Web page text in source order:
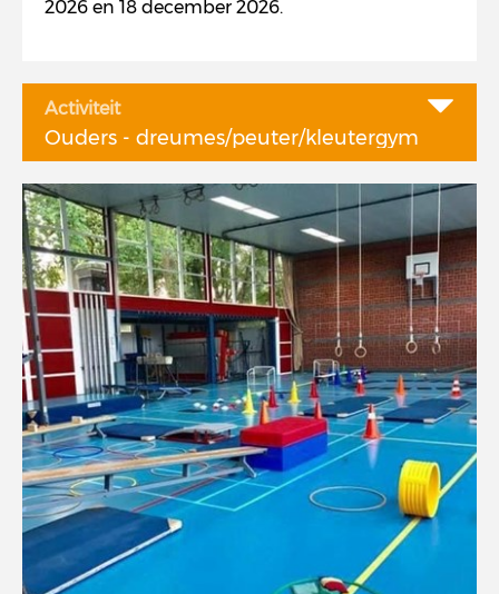
2026 en 18 december 2026.
Activiteit
Ouders - dreumes/peuter/kleutergym